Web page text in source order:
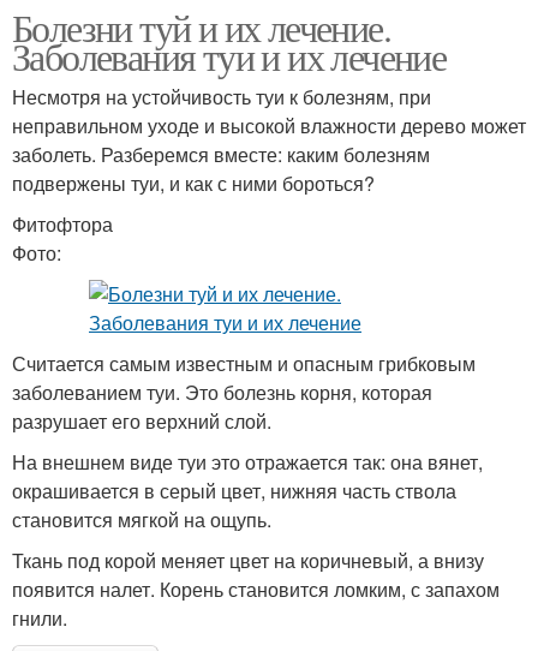
Болезни туй и их лечение.
Заболевания туи и их лечение
Несмотря на устойчивость туи к болезням, при
неправильном уходе и высокой влажности дерево может
заболеть. Разберемся вместе: каким болезням
подвержены туи, и как с ними бороться?
Фитофтора
Фото:
Считается самым известным и опасным грибковым
заболеванием туи. Это болезнь корня, которая
разрушает его верхний слой.
На внешнем виде туи это отражается так: она вянет,
окрашивается в серый цвет, нижняя часть ствола
становится мягкой на ощупь.
Ткань под корой меняет цвет на коричневый, а внизу
появится налет. Корень становится ломким, с запахом
гнили.